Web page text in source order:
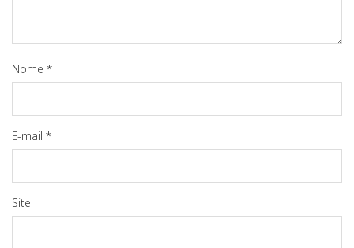
Nome *
E-mail *
Site